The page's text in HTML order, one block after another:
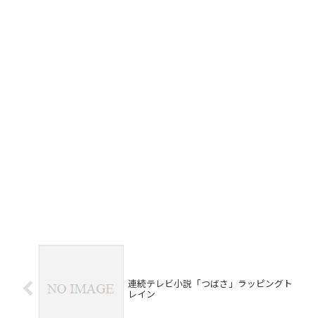
連続テレビ小説「つばさ」ラッピングト
レイン